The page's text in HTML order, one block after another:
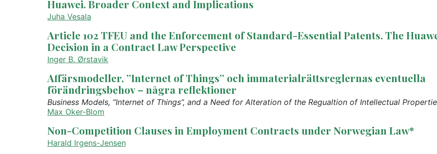
Huawei. Broader Context and Implications
Juha Vesala
Article 102 TFEU and the Enforcement of Standard-Essential Patents. The
Decision in a Contract Law Perspective
Inger B. Ørstavik
Affärsmodeller, ”Internet of Things” och immaterialrättsreglernas eventuella
förändringsbehov – några reflektioner
Business Models, ”Internet of Things”, and a Need for Alteration of the Regualtion of Intellectual
Max Oker-Blom
Non-Competition Clauses in Employment Contracts under Norwegian Law*
Harald Irgens-Jensen